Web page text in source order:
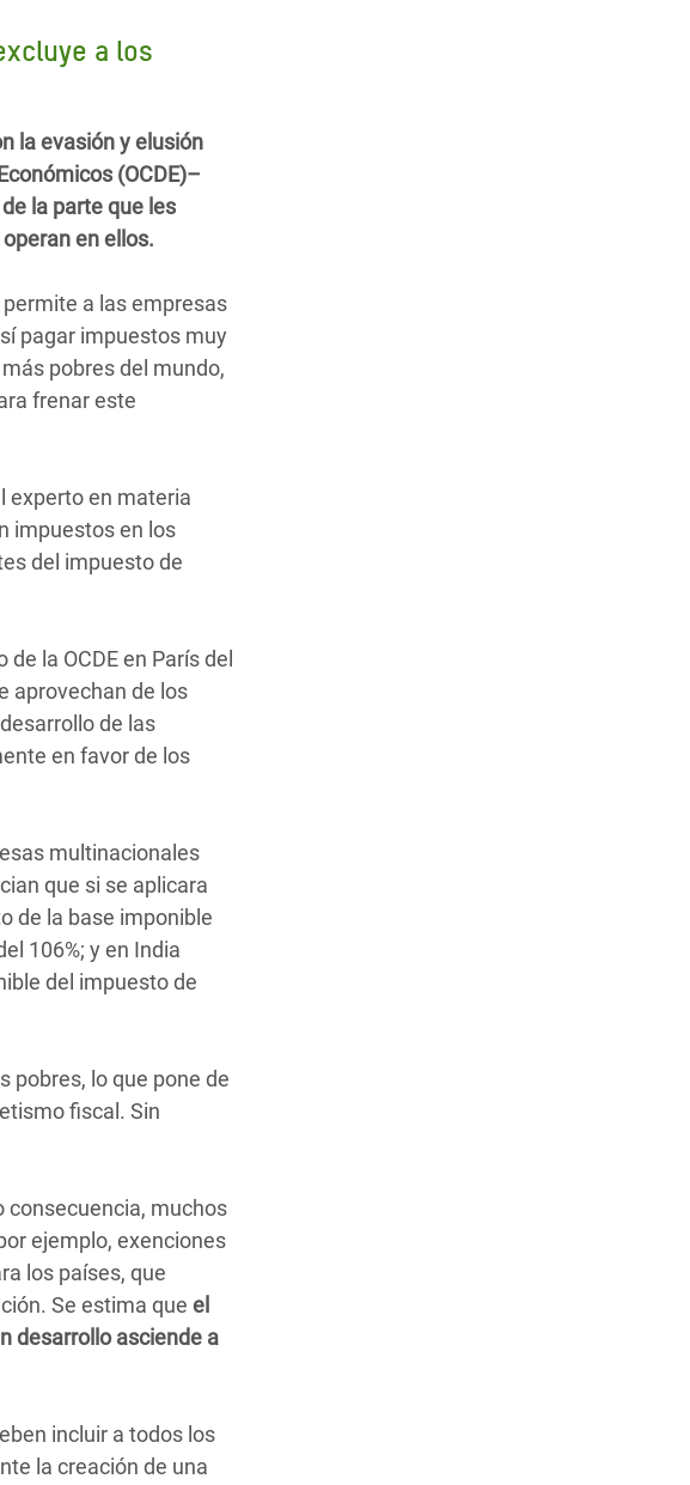
a los
la evasión y elusión
(OCDE)–
la parte que les
en ellos.
a las empresas
pagar impuestos muy
pobres del mundo,
frenar este
experto en materia
impuestos en los
del impuesto de
la OCDE en París del
aprovechan de los
de las
en favor de los
multinacionales
que si se aplicara
de la base imponible
106%; y en India
del impuesto de
pobres, lo que pone de
fiscal. Sin
consecuencia, muchos
ejemplo, exenciones
los países, que
Se estima que el
desarrollo asciende a
incluir a todos los
la creación de una